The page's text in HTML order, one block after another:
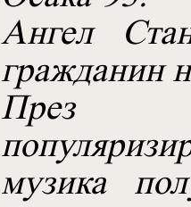
Ангел
гражданин
През
музика